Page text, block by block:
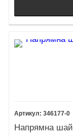
346177-0
Напрямна